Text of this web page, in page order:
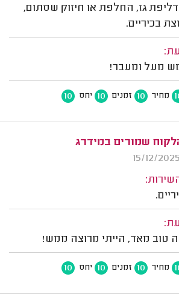
גז, החלפת או חיזוק שסתום,
בכיריים.
מעל ומעבר!
מחיר 10 זמנים 10 יחס 10
שמורים במידרג
טוב מאד, הייתי מרוצה ממש!
מחיר 10 זמנים 10 יחס 10